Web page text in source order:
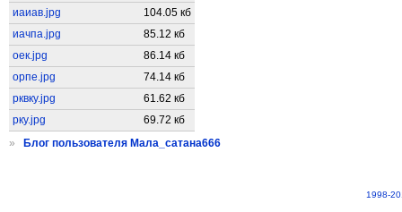
иаиав.jpg
104.05 кб
иачпа.jpg
85.12 кб
оек.jpg
86.14 кб
орпе.jpg
74.14 кб
рквку.jpg
61.62 кб
рку.jpg
69.72 кб
»
Блог пользователя Мала_сатана666
1998-